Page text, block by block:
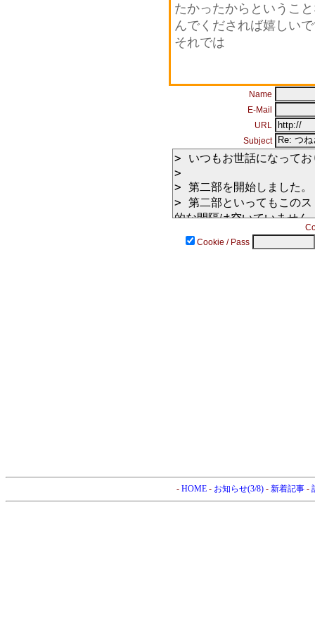
たかったからというこ
んでくだされば嬉しい
それでは
Name
E-Mail
URL
Subject
Cookie / Pass
- HOME- お知らせ(3/8)- 新着記事-